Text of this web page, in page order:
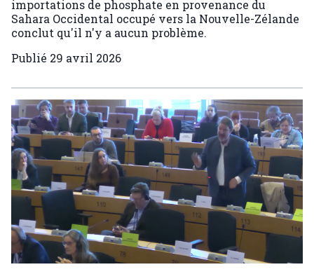
importations de phosphate en provenance du
Sahara Occidental occupé vers la Nouvelle-Zélande
conclut qu'il n'y a aucun problème.
Publié 29 avril 2026